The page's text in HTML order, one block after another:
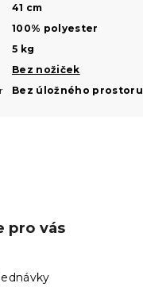
41 cm
100% polyester
5 kg
Bez nožiček
Bez úložného prostoru
pro vás